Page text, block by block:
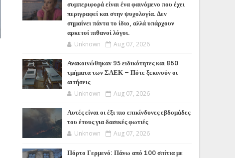
συμπεριφορά είναι ένα φαινόμενο που έχει
περιγραφεί και στην ψυχολογία. Δεν
σημαίνει πάντα το ίδιο, αλλά υπάρχουν
αρκετοί πιθανοί λόγοι.
Unknown Aug 07, 2026
Ανακοινώθηκαν 95 ειδικότητες και 860
τμήματα των ΣΑΕΚ – Πότε ξεκινούν οι
αιτήσεις
Unknown Aug 07, 2026
Αυτές είναι οι έξι πιο επικίνδυνες εβδομάδες
του έτους για δασικές φωτιές
Unknown Aug 07, 2026
Πόρτο Γερμενό: Πάνω από 100 σπίτια με